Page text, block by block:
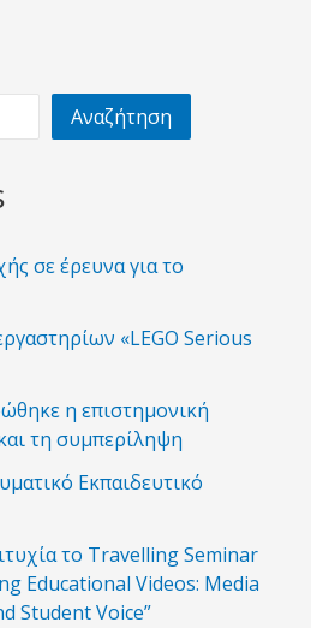
Αναζήτηση
σε έρευνα για το
«LEGO Serious
η επιστημονική
τη συμπερίληψη
Εκπαιδευτικό
το Travelling Seminar
Educational Videos: Media
Student Voice”